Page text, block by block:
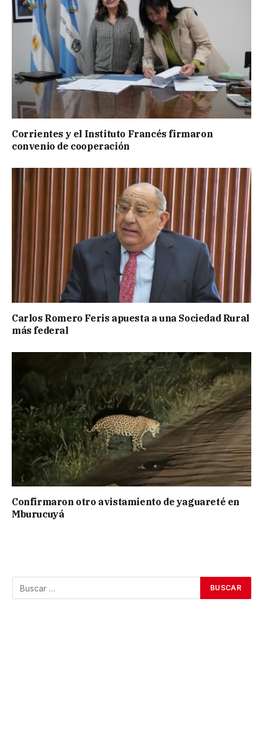
Corrientes y el Instituto Francés firmaron
convenio de cooperación
Carlos Romero Feris apuesta a una Sociedad Rural
más federal
Confirmaron otro avistamiento de yaguareté en
Mburucuyá